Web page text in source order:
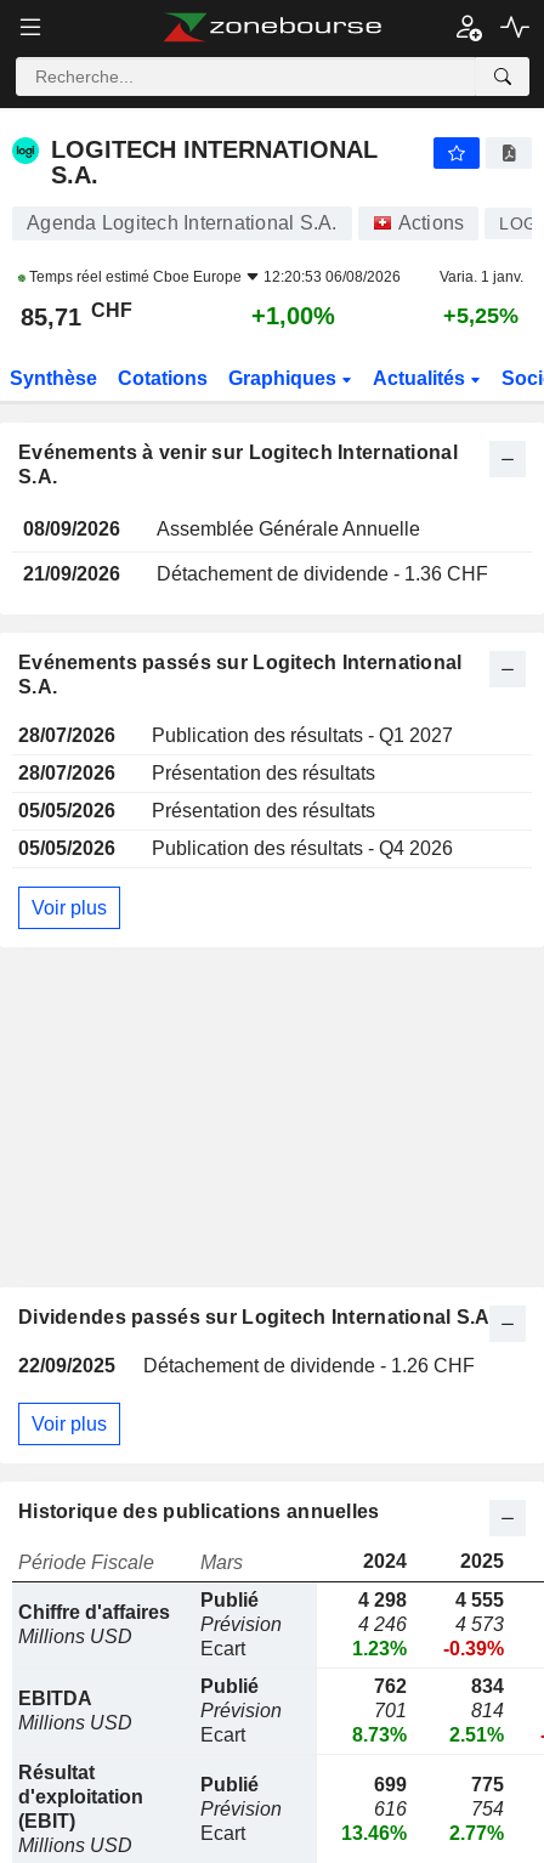
LOGITECH INTERNATIONAL S.A.
LOGITECH INTERNATIONAL
S.A.
Agenda Logitech International S.A. Actions
Temps réel estimé Cboe Europe 12:20:53 06/08/2026 Varia. 1 janv.
85,71 CHF +1,00% +5,25%
Synthèse Cotations Graphiques Actualités
Evénements à venir sur Logitech International
S.A.
08/09/2026 Assemblée Générale Annuelle
21/09/2026 Détachement de dividende - 1.36 CHF
Evénements passés sur Logitech International
S.A.
28/07/2026
Publication des résultats - Q1 2027
28/07/2026
Présentation des résultats
05/05/2026
Présentation des résultats
05/05/2026
Publication des résultats - Q4 2026
Voir plus
Dividendes passés sur Logitech International S.A.
22/09/2025 Détachement de dividende - 1.26 CHF
Voir plus
Historique des publications annuelles
Période Fiscale Mars 2024 2025
Chiffre d'affaires
Millions USD
Publié
Prévision
Ecart
4 298
4 246
1.23%
4 555
4 573
-0.39%
EBITDA
Millions USD
Publié
Prévision
Ecart
762
701
8.73%
834
814
2.51%
Résultat
d'exploitation
(EBIT)
Millions USD
Publié
Prévision
Ecart
699
616
13.46%
775
754
2.77%